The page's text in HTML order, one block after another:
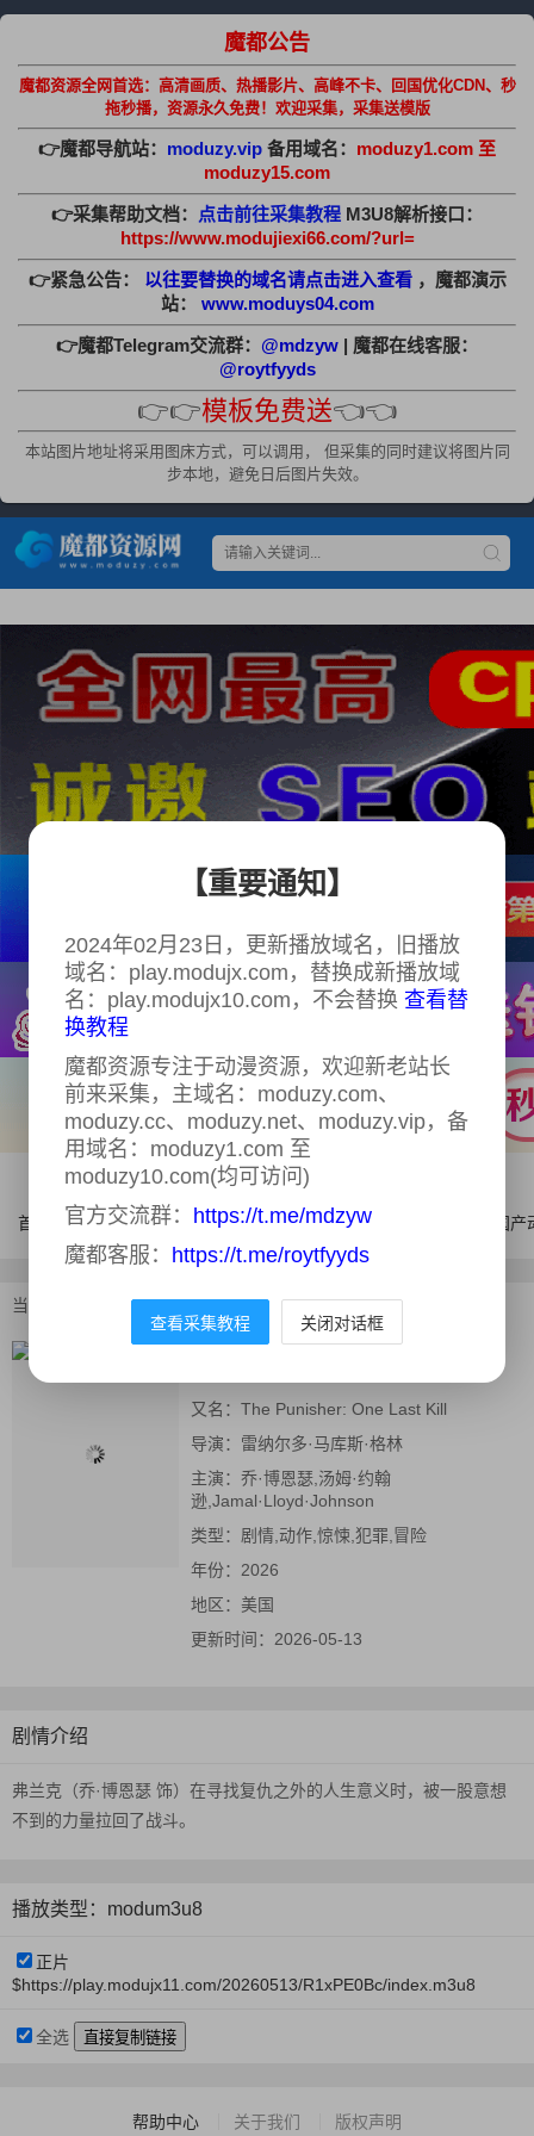
魔都公告
魔都资源全网首选：高清画质、热播影片、高峰不卡、回国优化CDN、秒
拖秒播，资源永久免费！欢迎采集，采集送模版
👉魔都导航站： moduzy.vip 备用域名： moduzy1.com 至
moduzy15.com
👉采集帮助文档： 点击前往采集教程 M3U8解析接口：
https://www.modujiexi66.com/?url=
👉紧急公告： 以往要替换的域名请点击进入查看 ，魔都演示
站：
www.moduys04.com
👉魔都Telegram交流群： @mdzyw | 魔都在线客服：
@roytfyyds
👉👉模板免费送👈👈
本站图片地址将采用图床方式，可以调用， 但采集的同时建议将图片同
步本地，避免日后图片失效。
首页 电影 连续剧 综艺 体育 国
当前位置： 首页>电影>惩罚者：最后一击
又名： The Punisher: One Last Kill
导演： 雷纳尔多·马库斯·格林
主演： 乔·博恩瑟,汤姆·约翰
逊,Jamal·Lloyd·Johnson
类型： 剧情,动作,惊悚,犯罪,冒险
年份： 2026
地区： 美国
更新时间： 2026-05-13
剧情介绍
弗兰克（乔·博恩瑟 饰）在寻找复仇之外的人生意义时，被一股意想
不到的力量拉回了战斗。
播放类型：modum3u8
正片
$https://play.modujx11.com/20260513/R1xPE0Bc/index.m3u8
全选
帮助中心 关于我们 版权声明
【重要通知】
2024年02月23日，更新播放域名，旧播放
域名：play.modujx.com，替换成新播放域
名：play.modujx10.com，不会替换 查看替
换教程
魔都资源专注于动漫资源，欢迎新老站长
前来采集，主域名：moduzy.com、
moduzy.cc、moduzy.net、moduzy.vip，备
用域名：moduzy1.com 至
moduzy10.com(均可访问)
官方交流群： https://t.me/mdzyw
魔都客服： https://t.me/roytfyyds
查看采集教程 关闭对话框